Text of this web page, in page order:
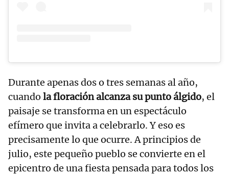
Durante apenas dos o tres semanas al año,
cuando la floración alcanza su punto álgido, el
paisaje se transforma en un espectáculo
efímero que invita a celebrarlo. Y eso es
precisamente lo que ocurre. A principios de
julio, este pequeño pueblo se convierte en el
epicentro de una fiesta pensada para todos los